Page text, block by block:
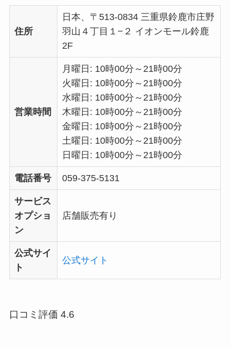
住所
日本、〒513-0834 三重県鈴鹿市庄野
羽山４丁目１−２ イオンモール鈴鹿
2F
営業時間
月曜日: 10時00分～21時00分
火曜日: 10時00分～21時00分
水曜日: 10時00分～21時00分
木曜日: 10時00分～21時00分
金曜日: 10時00分～21時00分
土曜日: 10時00分～21時00分
日曜日: 10時00分～21時00分
電話番号 059-375-5131
サービス
オプショ
ン
店舗販売有り
公式サイ
ト
公式サイト
口コミ評価 4.6